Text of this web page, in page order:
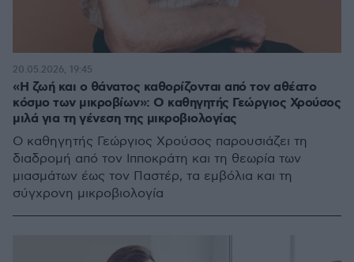
«Η ζωή και ο θάνατος καθορίζονται από τον αθέατο
κόσμο των μικροβίων»: Ο καθηγητής Γεώργιος Χρούσος
μιλά για τη γένεση της μικροβιολογίας
Ο καθηγητής Γεώργιος Χρούσος παρουσιάζει τη
διαδρομή από τον Ιπποκράτη και τη θεωρία των
μιασμάτων έως τον Παστέρ, τα εμβόλια και τη
σύγχρονη μικροβιολογία
20.05.2026, 19:45